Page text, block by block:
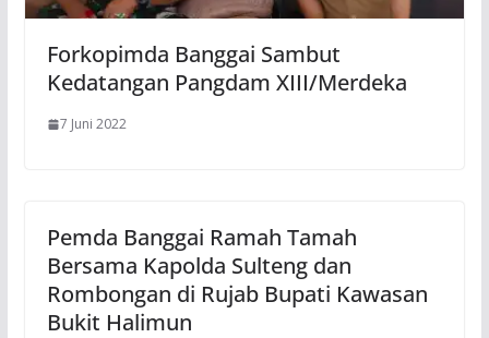
Forkopimda Banggai Sambut
Kedatangan Pangdam XIII/Merdeka
7 Juni 2022
Pemda Banggai Ramah Tamah
Bersama Kapolda Sulteng dan
Rombongan di Rujab Bupati Kawasan
Bukit Halimun